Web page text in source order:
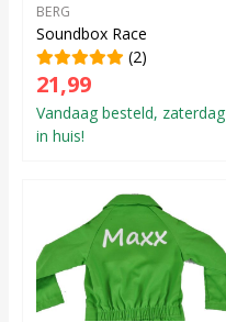
BERG
Soundbox Race
(2)
21,99
Vandaag besteld, zaterdag
in huis!